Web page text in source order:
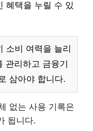
혜택을 누릴 수 있
소비 여력을 늘리
리하고 금융기
삼아야 합니다.
없는 사용 기록은
됩니다.